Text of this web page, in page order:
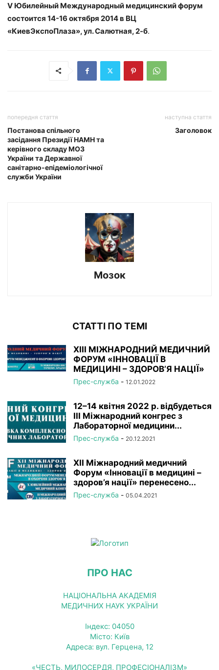
V Юбилейный Международный медицинский форум
состоится 14-16 октября 2014 в ВЦ
«КиевЭкспоПлаза», ул. Салютная, 2-б.
попередня стаття
Постанова спільного
засідання Президії НАМН та
керівного складу МОЗ
України та Державної
санітарно-епідеміологічної
служби України
наступна стаття
Заголовок
Мозок
СТАТТІ ПО ТЕМІ
XIІI МІЖНАРОДНИЙ МЕДИЧНИЙ
ФОРУМ «ІННОВАЦІЇ В
МЕДИЦИНІ – ЗДОРОВ’Я НАЦІЇ»
Прес-служба - 12.01.2022
12–14 квітня 2022 р. відбудеться
ІІІ Міжнародний конгрес з
Лабораторної медицини...
Прес-служба - 20.12.2021
XII Міжнародний медичний
Форум «Інновації в медицині –
здоров’я нації» перенесено...
Прес-служба - 05.04.2021
ПРО НАС
НАЦІОНАЛЬНА АКАДЕМІЯ
МЕДИЧНИХ НАУК УКРАЇНИ
Індекс: 04050
Місто: Київ
Адреса: вул. Герцена, 12
«ЧЕСТЬ, МИЛОСЕРДЯ, ПРОФЕСІОНАЛІЗМ»